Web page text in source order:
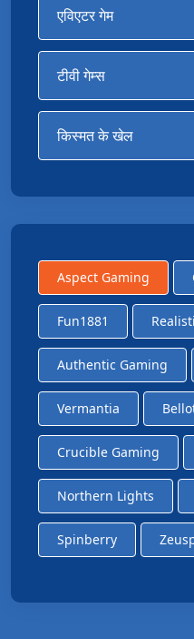
एविएटर गेम
टीवी गेम्स
किस्मत के खेल
Aspect Gaming
Fun1881
Authentic Gaming
Vermantia
Crucible Gaming
Northern Lights
Spinberry